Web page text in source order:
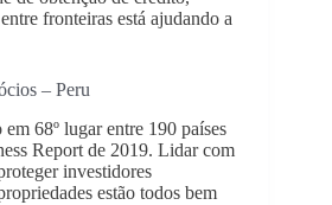
fronteiras está ajudando a
– Peru
68º lugar entre 190 países
Report de 2019. Lidar com
investidores
estão todos bem